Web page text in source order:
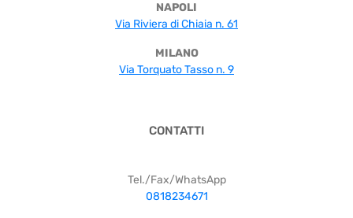
NAPOLI
Via Riviera di Chiaia n. 61
MILANO
Via Torquato Tasso n. 9
CONTATTI
Tel./Fax/WhatsApp
0818234671